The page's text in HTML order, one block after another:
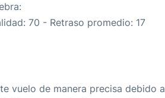
70 - Retraso promedio: 17
vuelo de manera precisa debido a